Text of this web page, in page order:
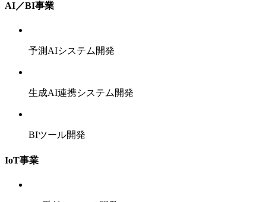
AI／BI事業
予測AIシステム開発
生成AI連携システム開発
BIツール開発
IoT事業